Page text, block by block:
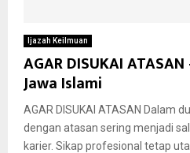
Ijazah Keilmuan
AGAR DISUKAI
Jawa Islami
AGAR DISUKAI ATASAN Dalam
dengan atasan sering menjadi
karier. Sikap profesional tetap